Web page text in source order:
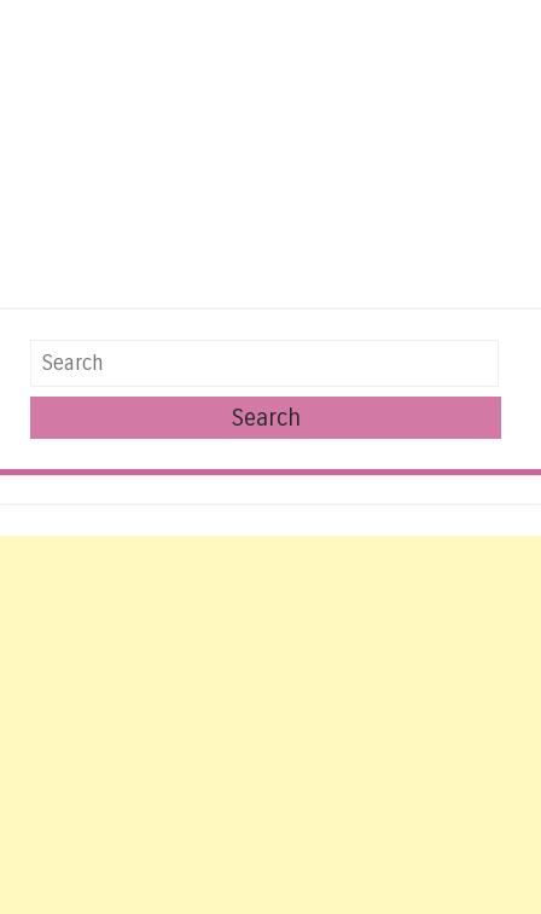
Search